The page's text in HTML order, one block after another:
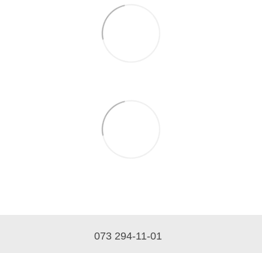
073 294-11-01